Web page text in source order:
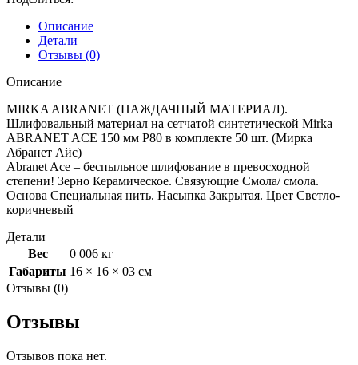
сетч
синт
основе
ABRANET
150мм
Р320
Описание
Детали
Отзывы (0)
Описание
MIRKA ABRANET (НАЖДАЧНЫЙ МАТЕРИАЛ).
Шлифовальный материал на сетчатой синтетической Mirka
ABRANET ACE 150 мм Р80 в комплекте 50 шт. (Мирка
Абранет Айс)
Abranet Ace – беспыльное шлифование в превосходной
степени! Зерно Керамическое. Связующие Смола/ смола.
Основа Специальная нить. Насыпка Закрытая. Цвет Светло-
коричневый
Детали
Вес
0 006 кг
Габариты 16 × 16 × 03 см
Отзывы (0)
Отзывы
Отзывов пока нет.